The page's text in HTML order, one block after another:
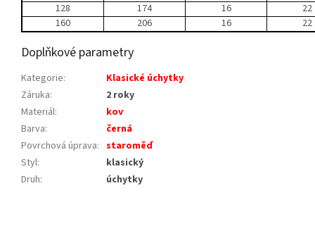
128
174 16
22
160
206 16 22
Doplňkové parametry
Kategorie:
Klasické úchytky
Záruka:
2 roky
Materiál:
kov
Barva:
černá
Povrchová úprava: staroměď
Styl:
klasický
Druh: úchytky